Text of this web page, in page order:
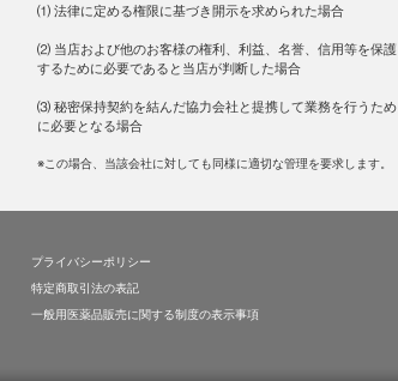
⑴ 法律に定める権限に基づき開示を求められた場合
⑵ 当店および他のお客様の権利、利益、名誉、信用等を保護
するために必要であると当店が判断した場合
⑶ 秘密保持契約を結んだ協力会社と提携して業務を行うため
に必要となる場合
※この場合、当該会社に対しても同様に適切な管理を要求します。
プライバシーポリシー
特定商取引法の表記
一般用医薬品販売に関する制度の表示事項